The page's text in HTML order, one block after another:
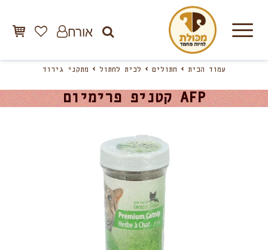
אורח
עמוד הבית חתולים לבית לחתול מתקני גירוד
AFP קטניפ פרימיום